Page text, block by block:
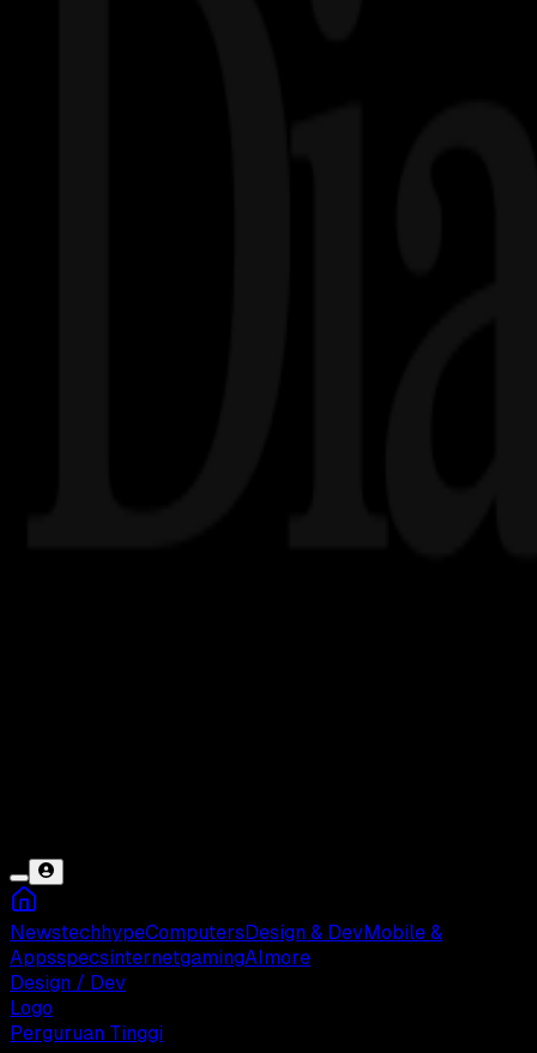
NewstechhypeComputers Design & Dev Mobile &
AppsspecsinternetgamingAI more
Design / Dev
Logo
Perguruan Tinggi